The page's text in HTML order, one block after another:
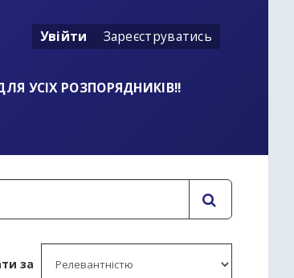
Увійти Зареєструватись
УСІХ РОЗПОРЯДНИКІВ!!
за